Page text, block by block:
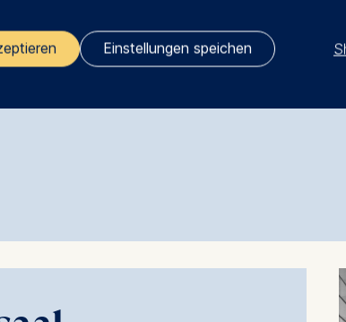
politische Motive der DDR symbolisierte,
Künftig wird der Raum als Auditorium
Einstellungen speichen
for data processing is
of Management and Technology GmbH
Berlin, Germany
usage
data may be processed: